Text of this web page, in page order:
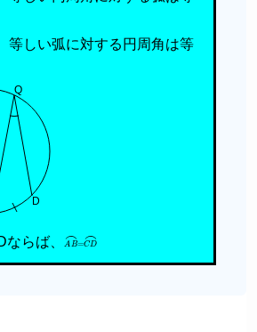
等しい弧に対する円周角は等
D
Q
らば、 AB⌢ =CD